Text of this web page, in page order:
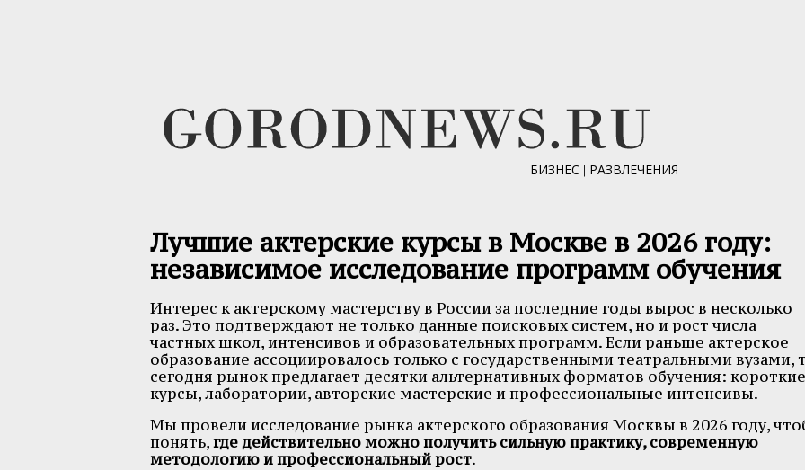
БИЗНЕС | РАЗВЛЕЧЕНИЯ
Лучшие актерские курсы в Москве в 2026 году:
независимое исследование программ обучения
Интерес к актерскому мастерству в России за последние годы вырос в несколько
раз. Это подтверждают не только данные поисковых систем, но и рост числа
частных школ, интенсивов и образовательных программ. Если раньше актерское
образование ассоциировалось только с государственными театральными вузами,
сегодня рынок предлагает десятки альтернативных форматов обучения: короткие
курсы, лаборатории, авторские мастерские и профессиональные интенсивы.
Мы провели исследование рынка актерского образования Москвы в 2026 году,
понять,где действительно можно получить сильную практику, современную
методологию и профессиональный рост.